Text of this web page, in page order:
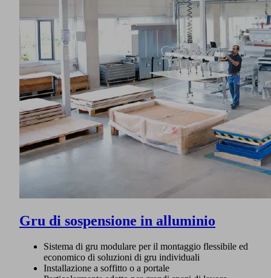
Gru di sospensione in alluminio
Sistema di gru modulare per il montaggio flessibile ed
economico di soluzioni di gru individuali
Installazione a soffitto o a portale